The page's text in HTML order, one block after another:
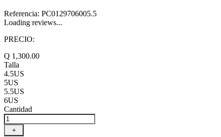
Referencia: PC0129706005.5
Loading reviews...
PRECIO:
Q 1,300.00
Talla
4.5US
5US
5.5US
6US
Cantidad
＋